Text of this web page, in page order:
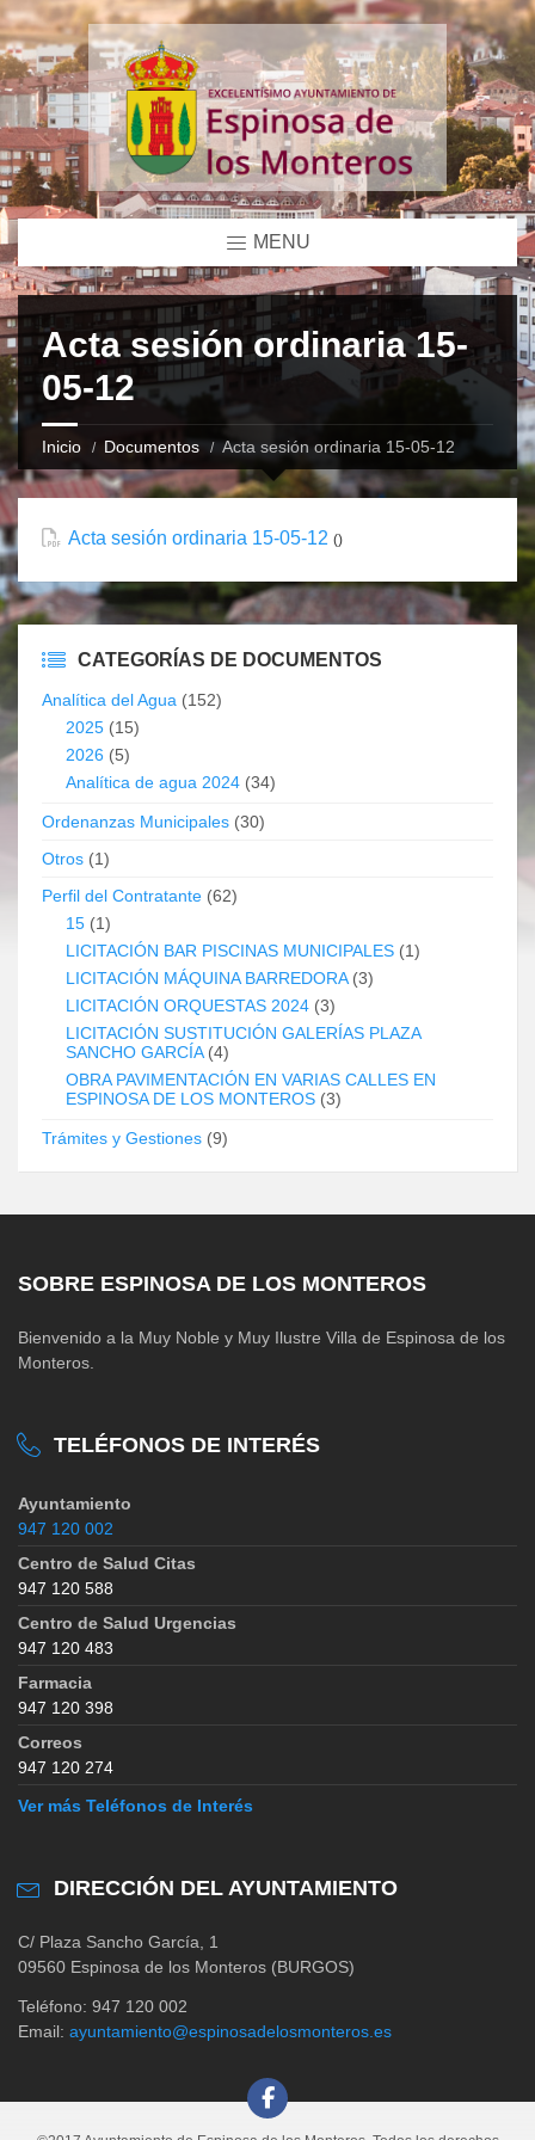
MENU
Acta sesión ordinaria 15-
05-12
Inicio Documentos Acta sesión ordinaria 15-05-12
Acta sesión ordinaria 15-05-12 ()
CATEGORÍAS DE DOCUMENTOS
Analítica del Agua (152)
2025 (15)
2026 (5)
Analítica de agua 2024 (34)
Ordenanzas Municipales (30)
Otros (1)
Perfil del Contratante (62)
15 (1)
LICITACIÓN BAR PISCINAS MUNICIPALES (1)
LICITACIÓN MÁQUINA BARREDORA(3)
LICITACIÓN ORQUESTAS 2024 (3)
LICITACIÓN SUSTITUCIÓN GALERÍAS PLAZA
SANCHO GARCÍA(4)
OBRA PAVIMENTACIÓN EN VARIAS CALLES EN
ESPINOSA DE LOS MONTEROS (3)
Trámites y Gestiones (9)
SOBRE ESPINOSA DE LOS MONTEROS
Bienvenido a la Muy Noble y Muy Ilustre Villa de Espinosa de los
Monteros.
TELÉFONOS DE INTERÉS
Ayuntamiento
947 120 002
Centro de Salud Citas
947 120 588
Centro de Salud Urgencias
947 120 483
Farmacia
947 120 398
Correos
947 120 274
Ver más Teléfonos de Interés
DIRECCIÓN DEL AYUNTAMIENTO
C/ Plaza Sancho García, 1
09560 Espinosa de los Monteros (BURGOS)
Teléfono: 947 120 002
Email: ayuntamiento@espinosadelosmonteros.es